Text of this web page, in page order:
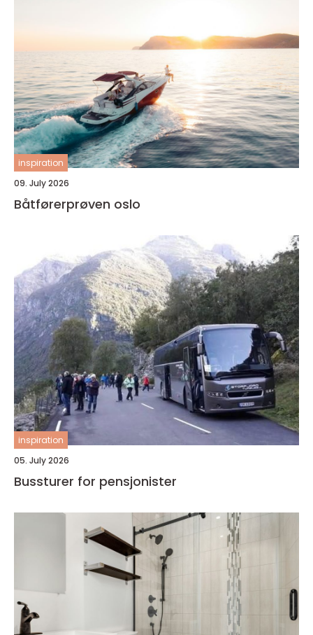
inspiration
09. July 2026
Båtførerprøven oslo
inspiration
05. July 2026
Bussturer for pensjonister